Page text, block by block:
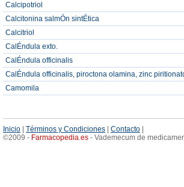
Calcipotriol
Calcitonina salmÓn sintÉtica
Calcitriol
CalÉndula exto.
CalÉndula officinalis
CalÉndula officinalis, piroctona olamina, zinc
Camomila
Inicio Términos y Condiciones Contacto
©2009 - Farmacopedia.es - Vademecum de